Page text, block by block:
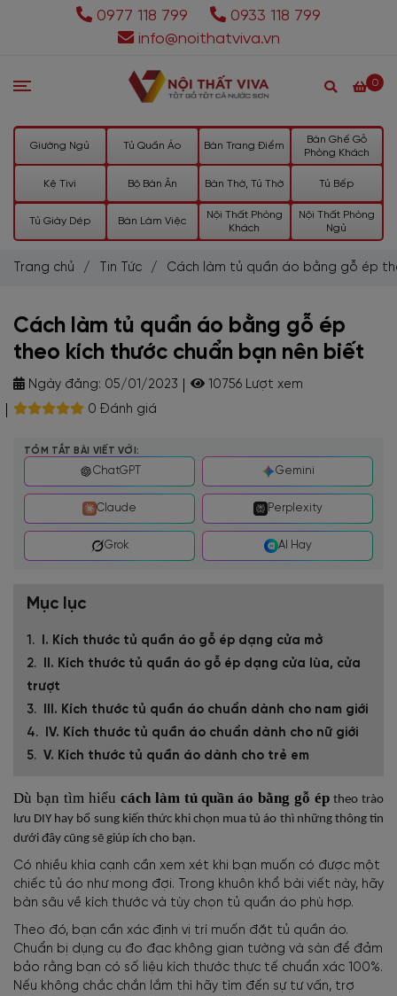
0977 118 799
0933 118 799
info@noithatviva.vn
0
Giường Ngủ Tủ Quần Áo Bàn Trang Điểm
Bàn Ghế Gỗ
Phòng Khách
Kệ Tivi Bộ Bàn Ăn Bàn Thờ, Tủ Thờ Tủ Bếp
Tủ Giày Dép Bàn Làm Việc
Nội Thất Phòng
Khách
Nội Thất Phòng
Ngủ
Trang chủ / Tin Tức / Cách làm tủ quần áo bằng gỗ ép
Cách làm tủ quần áo bằng gỗ ép
theo kích thước chuẩn bạn nên biết
Ngày đăng: 05/01/2023
10756 Lượt xem
0 Đánh giá
TÓM TẮT BÀI VIẾT VỚI:
ChatGPT Gemini
Claude Perplexity
Grok AI Hay
Mục lục
I. Kích thước tủ quần áo gỗ ép dạng cửa mở
II. Kích thước tủ quần áo gỗ ép dạng cửa lùa, cửa
trượt
III. Kích thước tủ quần áo chuẩn dành cho nam giới
IV. Kích thước tủ quần áo chuẩn dành cho nữ giới
V. Kích thước tủ quần áo dành cho trẻ em
Dù bạn tìm hiểu cách làm tủ quần áo bằng gỗ ép theo trào
lưu DIY hay bổ sung kiến thức khi chọn mua tủ áo thì những thông tin
dưới đây cũng sẽ giúp ích cho bạn.
Có nhiều khía cạnh cần xem xét khi bạn muốn có được một
chiếc tủ áo như mong đợi. Trong khuôn khổ bài viết này, hãy
bàn sâu về kích thước và tùy chọn tủ quần áo phù hợp.
Theo đó, bạn cần xác định vị trí muốn đặt tủ quần áo.
Chuẩn bị dụng cụ đo đạc không gian tường và sàn để đảm
bảo rằng bạn có số liệu kích thước thực tế chuẩn xác 100%.
Nếu không chắc chắn lắm thì hãy tìm đến sự tư vấn, trợ